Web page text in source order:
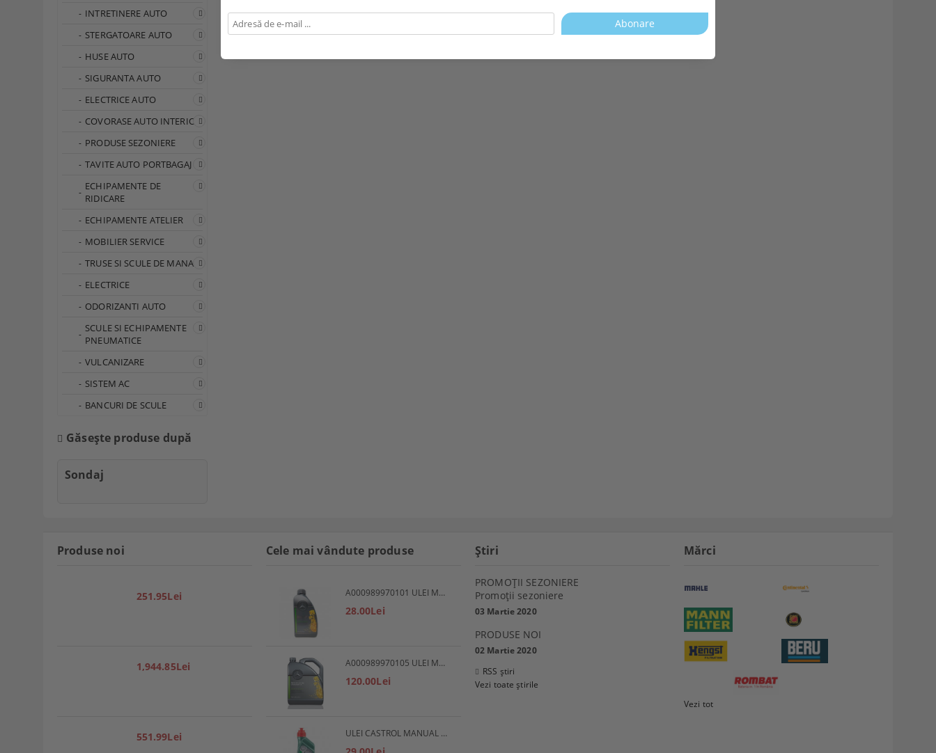
INTRETINERE AUTO
STERGATOARE AUTO
HUSE AUTO
SIGURANTA AUTO
ELECTRICE AUTO
COVORASE AUTO INTERIOR
PRODUSE SEZONIERE
TAVITE AUTO PORTBAGAJ
ECHIPAMENTE DE
RIDICARE
ECHIPAMENTE ATELIER
MOBILIER SERVICE
TRUSE SI SCULE DE MANA
ELECTRICE
ODORIZANTI AUTO
SCULE SI ECHIPAMENTE
PNEUMATICE
VULCANIZARE
SISTEM AC
BANCURI DE SCULE
Găseşte produse după
Sondaj
Produse noi
251.95Lei
1,944.85Lei
551.99Lei
Cele mai vândute produse
A000989970101 ULEI MOTOR 5W30 1L MERCEDES
28.00Lei
A000989970105 ULEI MOTOR 5W30 5L MERCEDES
120.00Lei
ULEI CASTROL MANUAL EP 80W90
Ştiri
PROMOŢII SEZONIERE
Promoţii sezoniere
03 Martie 2020
PRODUSE NOI
02 Martie 2020
RSS știri
Vezi toate știrile
Mărci
Vezi tot